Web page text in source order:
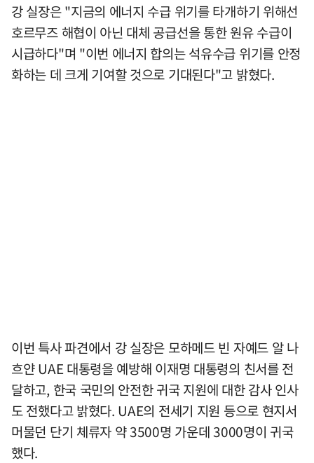
강 실장은 "지금의 에너지 수급 위기를 타개하기 위해선
호르무즈 해협이 아닌 대체 공급선을 통한 원유 수급이
시급하다"며 "이번 에너지 합의는 석유수급 위기를 안정
화하는 데 크게 기여할 것으로 기대된다"고 밝혔다.
이번 특사 파견에서 강 실장은 모하메드 빈 자예드 알 나
흐얀 UAE 대통령을 예방해 이재명 대통령의 친서를 전
달하고, 한국 국민의 안전한 귀국 지원에 대한 감사 인사
도 전했다고 밝혔다. UAE의 전세기 지원 등으로 현지서
머물던 단기 체류자 약 3500명 가운데 3000명이 귀국
했다.